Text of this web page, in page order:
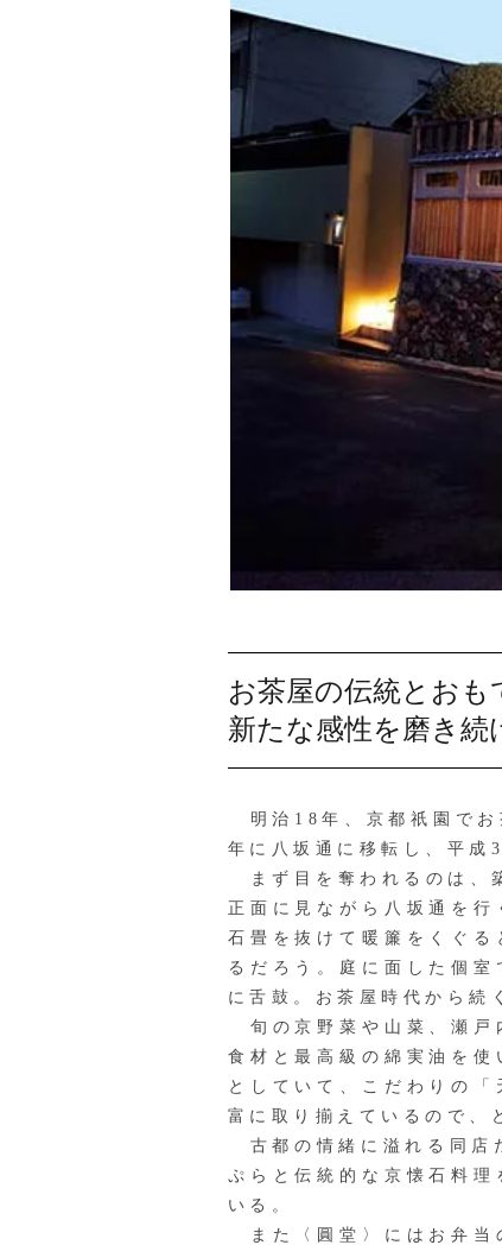
お茶屋の伝統とお
新たな感性を磨き続
明治18年、京都祇園でお
年に八坂通に移転し、平成
まず目を奪われるのは、
正面に見ながら八坂通を
石畳を抜けて暖簾をくぐ
るだろう。庭に面した個
に舌鼓。お茶屋時代から続
旬の京野菜や山菜、瀬戸
食材と最高級の綿実油を
としていて、こだわりの
富に取り揃えているので、
古都の情緒に溢れる同店
ぷらと伝統的な京懐石料
いる。
また〈圓堂〉にはお弁当